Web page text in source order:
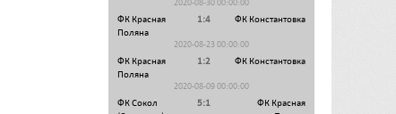
2020-08-30 00:00:00
ФК Красная
Поляна
1:4 ФК Константовка
2020-08-23 00:00:00
ФК Красная
Поляна
1:2 ФК Константовка
2020-08-09 00:00:00
ФК Сокол
5:1
ФК Красная